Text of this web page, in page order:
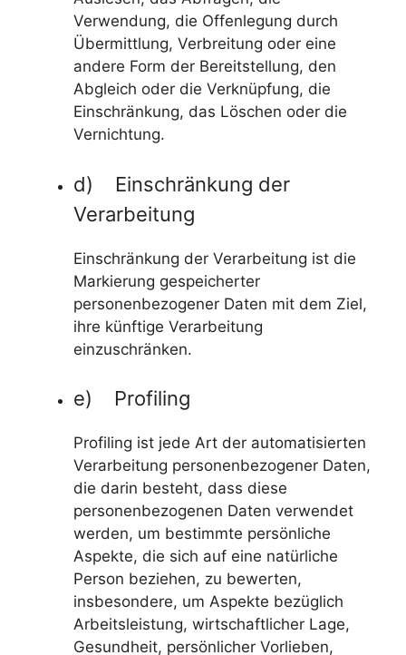
Verwendung, die Offenlegung durch
Übermittlung, Verbreitung oder eine
andere Form der Bereitstellung, den
Abgleich oder die Verknüpfung, die
Einschränkung, das Löschen oder die
Vernichtung.
d) Einschränkung der
Verarbeitung
Einschränkung der Verarbeitung ist die
Markierung gespeicherter
personenbezogener Daten mit dem Ziel,
ihre künftige Verarbeitung
einzuschränken.
e) Profiling
Profiling ist jede Art der automatisierten
Verarbeitung personenbezogener Daten,
die darin besteht, dass diese
personenbezogenen Daten verwendet
werden, um bestimmte persönliche
Aspekte, die sich auf eine natürliche
Person beziehen, zu bewerten,
insbesondere, um Aspekte bezüglich
Arbeitsleistung, wirtschaftlicher Lage,
Gesundheit, persönlicher Vorlieben,